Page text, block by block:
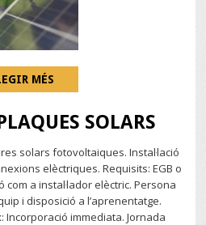
MÉS
SOLARS
solars fotovoltaiques. Instal·lació
elèctriques. Requisits: EGB o
com a instal·lador elèctric. Persona
i disposició a l’aprenentatge.
Incorporació immediata. Jornada